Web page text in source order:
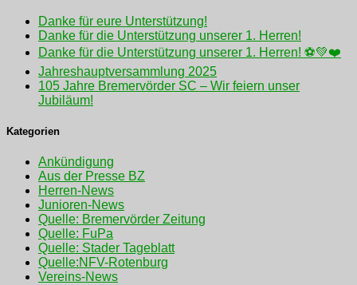
Danke für eure Unterstützung!
Danke für die Unterstützung unserer 1. Herren!
Danke für die Unterstützung unserer 1. Herren! ⚽💚❤️
Jahreshauptversammlung 2025
105 Jahre Bremervörder SC – Wir feiern unser
Jubiläum!
Kategorien
Ankündigung
Aus der Presse BZ
Herren-News
Junioren-News
Quelle: Bremervörder Zeitung
Quelle: FuPa
Quelle: Stader Tageblatt
Quelle:NFV-Rotenburg
Vereins-News